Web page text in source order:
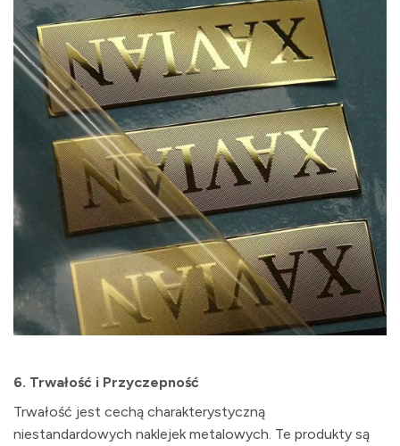
6. Trwałość i Przyczepność
Trwałość jest cechą charakterystyczną
niestandardowych naklejek metalowych. Te produkty są